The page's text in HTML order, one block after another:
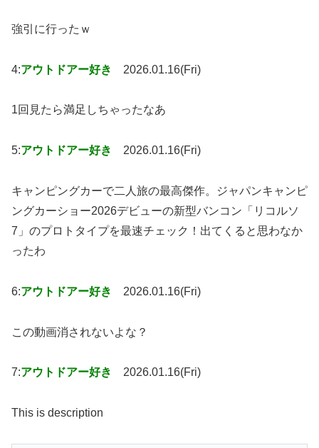
強引に行ったｗ
4:アウトドアー好き 2026.01.16(Fri)
1回見たら満足しちゃったなあ
5:アウトドアー好き 2026.01.16(Fri)
キャンピングカーで二人旅の最高傑作。ジャパンキャンピ
ングカーショー2026デビューの新型バンコン「リコルソ
7」のプロトタイプを最速チェック！出てくると思わなか
ったわ
6:アウトドアー好き 2026.01.16(Fri)
この動画消されないよな？
7:アウトドアー好き 2026.01.16(Fri)
This is description